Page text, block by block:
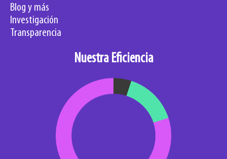
Blog y más
Investigación
Transparencia
Nuestra Eficiencia